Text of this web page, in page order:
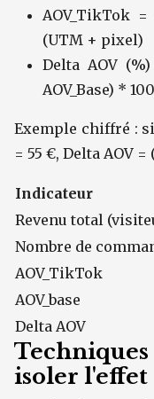
AOV_TikTok
(UTM + pixel)
Delta AOV
AOV_Base) * 100
Exemple chiffré : si
= 55 €, Delta AOV =
Indicateur
Revenu total
Nombre de
AOV_TikTok
AOV_base
Delta AOV
isoler l'effet